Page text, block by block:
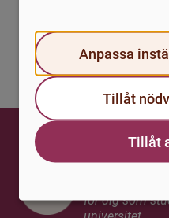
Tillbaka
Klicka här för att komma
för dig som
Anpassa
Tillåt
Tillåt